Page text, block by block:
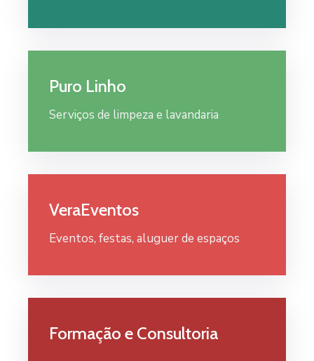
Puro Linho
Serviços de limpeza e lavandaria
VeraEventos
Eventos, festas, aluguer de espaços
Formação e Consultoria